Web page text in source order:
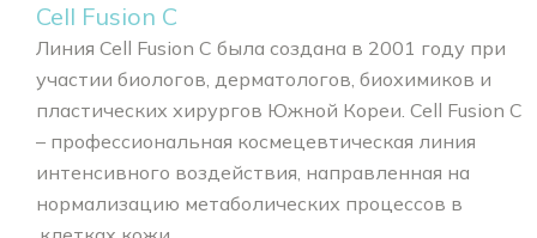
Cell Fusion C
Линия Cell Fusion C была создана в 2001 году при
участии биологов, дерматологов, биохимиков и
пластических хирургов Южной Кореи. Cell Fusion C
– профессиональная космецевтическая линия
интенсивного воздействия, направленная на
нормализацию метаболических процессов в